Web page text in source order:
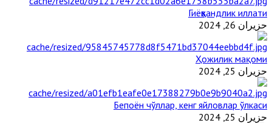
Гиёҳвандлик иллати
حزيران 26, 2024
Ҳожилик мақоми
حزيران 25, 2024
Бепоён чўллар, кенг яйловлар ўлкаси
حزيران 25, 2024